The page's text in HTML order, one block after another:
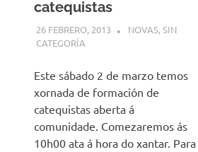
catequistas
26 FEBRERO, 2013 DESARROLLO
NOVAS,SIN
CATEGORÍA
Este sábado 2 de marzo temos
xornada de formación de
catequistas aberta á
comunidade. Comezaremos ás
10h00 ata á hora do xantar. Para